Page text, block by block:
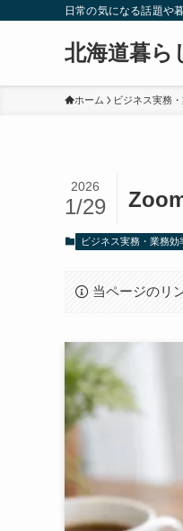
日常の気になる話題や
北海道暮ら
ホーム ビジネス実務
2026
1/29
ビジネス実務・業務効
当ページのリ